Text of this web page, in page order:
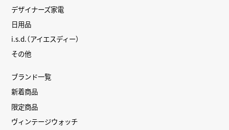
デザイナーズ家電
日用品
i.s.d.（アイエスディー）
その他
ブランド一覧
新着商品
限定商品
ヴィンテージウォッチ